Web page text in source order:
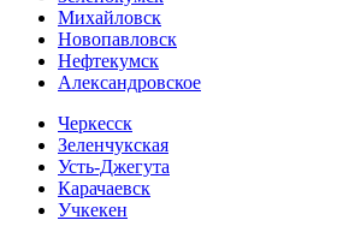
Михайловск
Новопавловск
Нефтекумск
Александровское
Черкесск
Зеленчукская
Усть-Джегута
Карачаевск
Учкекен